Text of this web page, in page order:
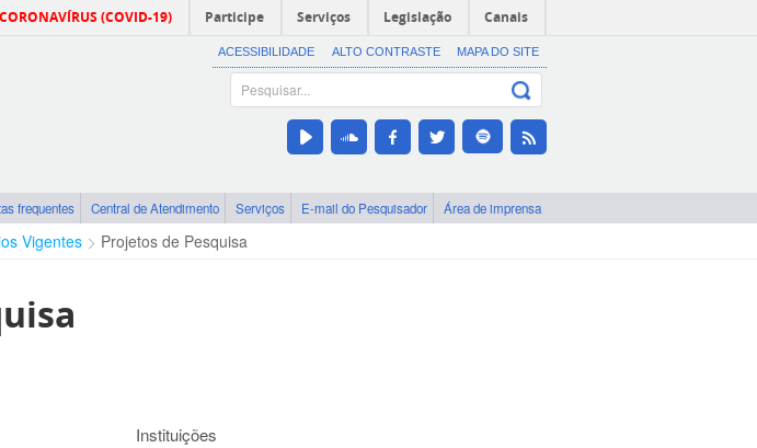
CORONAVÍRUS (COVID-19) Participe Serviços Legislação Canais
ACESSIBILIDADE ALTO CONTRASTE MAPA DO SITE
frequentes Central de Atendimento Serviços E-mail do Pesquisador Área de imprensa
Vigentes Projetos de Pesquisa
Instituições